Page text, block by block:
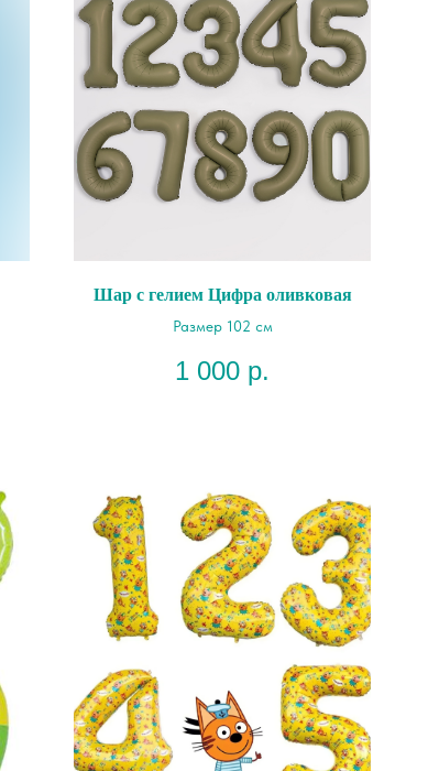
Шар с гелием Цифра оливковая
Размер 102 см
1 000 р.